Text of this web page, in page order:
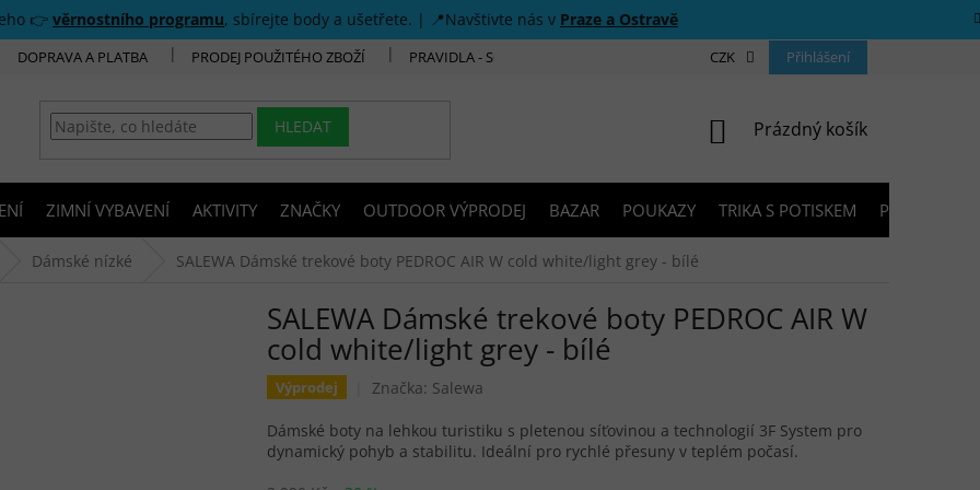
👉 věrnostního programu, sbírejte body a ušetřete. | 📍Navštivte nás v Praze a Ostravě
DOPRAVA A PLATBA PRODEJ POUŽITÉHO ZBOŽÍ PRAVIDLA - SOUTĚŽE PRODEJNY KONTAKTY
CZK Přihlášení
HLEDAT NÁKUPNÍ KOŠÍK
Prázdný košík
ZIMNÍ VYBAVENÍ AKTIVITY ZNAČKY OUTDOOR VÝPRODEJ BAZAR POUKAZY TRIKA S POTISKEM PŮJČOVNA
Dámské nízké SALEWA Dámské trekové boty PEDROC AIR W cold white/light grey - bílé
SALEWA Dámské trekové boty PEDROC AIR W
cold white/light grey - bílé
Výprodej Značka: Salewa
Dámské boty na lehkou turistiku s pletenou síťovinou a technologií 3F System pro
dynamický pohyb a stabilitu. Ideální pro rychlé přesuny v teplém počasí.